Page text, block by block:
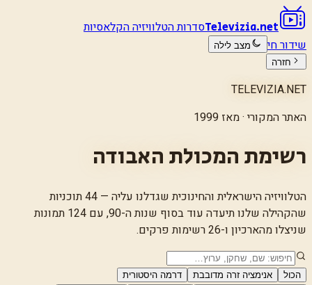
Televizia.netסדרות הטלוויזיה הקלאסיות
שידור חי
מצב לילה
חזרה
TELEVIZIA.NET
האתר המקורי · מאז 1999
רשימת המכולת האבודה
הטלוויזיה הישראלית והחינוכית שגדלנו עליה — 44תוכניות
שהקהילה שלנו תיעדה עוד בסוף שנות ה-90, עם
124 תמונות
שניצלו מהארכיון ו-26רשימות פרקים.
הכול אנימציה זרה מדובבת
דרמה היסטורית